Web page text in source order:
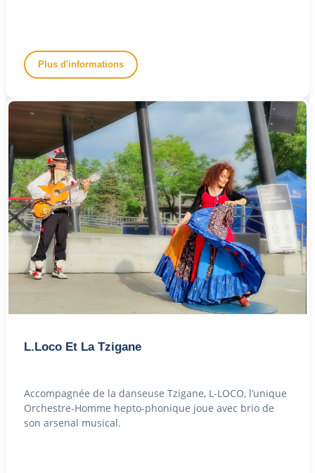
Plus d'informations
L.Loco Et La Tzigane
Accompagnée de la danseuse Tzigane, L-LOCO, l’unique
Orchestre-Homme hepto-phonique joue avec brio de
son arsenal musical.